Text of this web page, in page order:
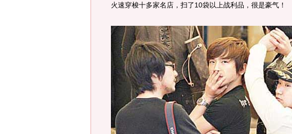
火速穿梭十多家名店，扫了10袋以上战利品，很是豪气！